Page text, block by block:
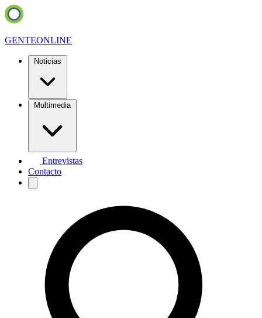
GENTEONLINE
Noticias
Multimedia
Entrevistas
Contacto